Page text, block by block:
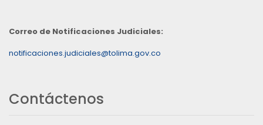
Correo de Notificaciones Judiciales:
notificaciones.judiciales@tolima.gov.co
Contáctenos